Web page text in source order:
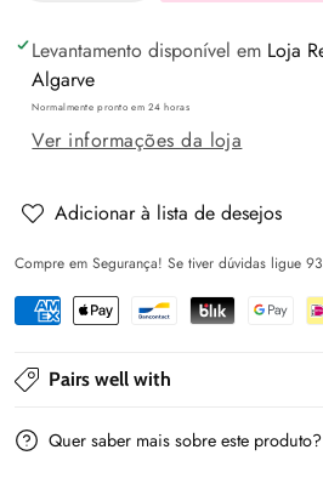
quantidade
de
Vestido
estampado
bebé
Mayoral
quantidade
Vestido
estampado
bebé
Mayoral
Levantamento disponível em Loja
Algarve
Normalmente pronto em 24 horas
Ver informações da loja
Adicionar à lista de desejos
Compre em Segurança! Se tiver dúvidas ligue
Pairs well with
Quer saber mais sobre este produto?